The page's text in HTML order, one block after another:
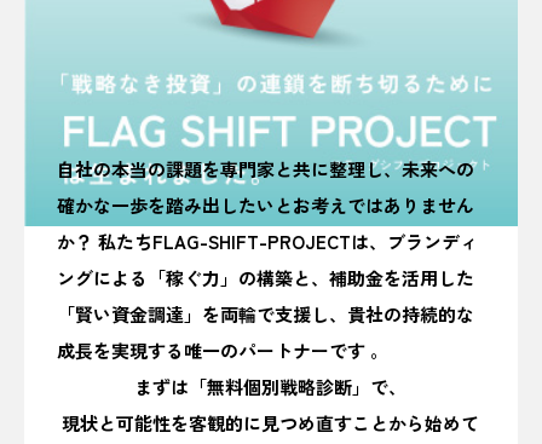
自社の本当の課題を専門家と共に整理し、未来への
確かな一歩を踏み出したいとお考えではありません
か？ 私たちFLAG-SHIFT-PROJECTは、ブランディ
ングによる「稼ぐ力」の構築と、補助金を活用した
「賢い資金調達」を両輪で支援し、貴社の持続的な
成長を実現する唯一のパートナーです 。
まずは「無料個別戦略診断」で、
現状と可能性を客観的に見つめ直すことから始めて